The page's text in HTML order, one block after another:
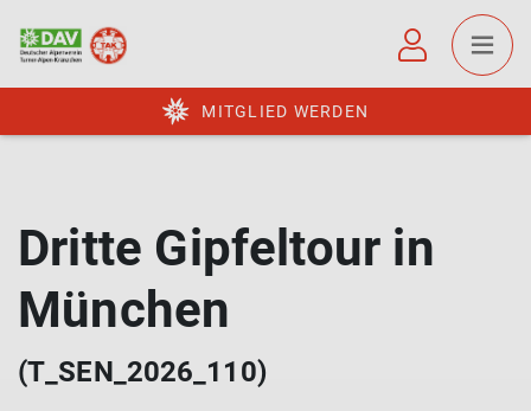
MITGLIED WERDEN
Dritte Gipfeltour in
München
(T_SEN_2026_110)